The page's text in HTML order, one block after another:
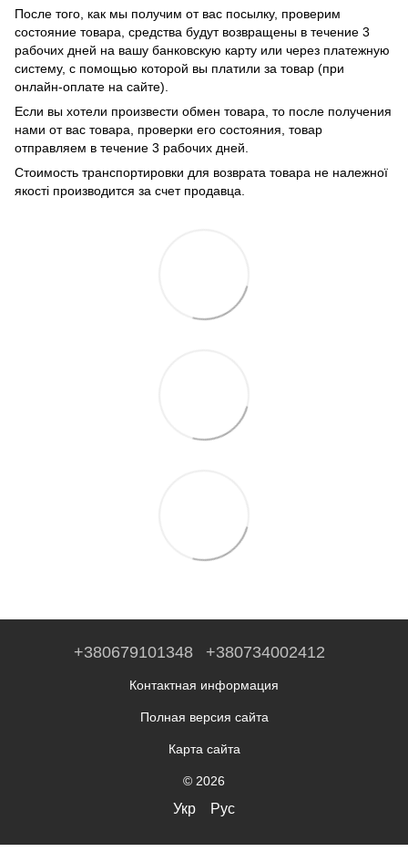
После того, как мы получим от вас посылку, проверим
состояние товара, средства будут возвращены в течение 3
рабочих дней на вашу банковскую карту или через платежную
систему, с помощью которой вы платили за товар (при
онлайн-оплате на сайте).
Если вы хотели произвести обмен товара, то после получения
нами от вас товара, проверки его состояния, товар
отправляем в течение 3 рабочих дней.
Стоимость транспортировки для возврата товара не належної
якості производится за счет продавца.
+380679101348 +380734002412
Контактная информация
Полная версия сайта
Карта сайта
© 2026
Укр Рус